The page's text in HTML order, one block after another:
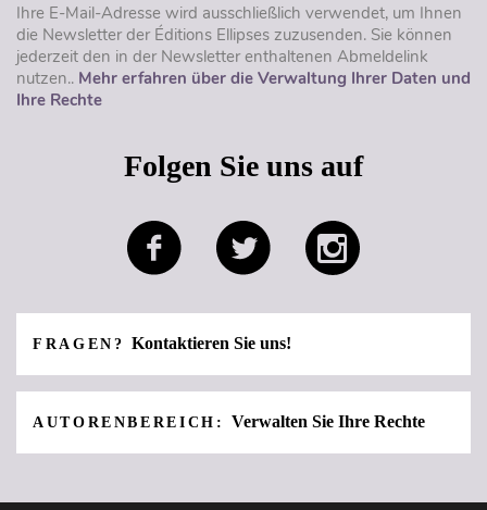
Ihre E-Mail-Adresse wird ausschließlich verwendet, um Ihnen
die Newsletter der Éditions Ellipses zuzusenden. Sie können
jederzeit den in der Newsletter enthaltenen Abmeldelink
nutzen.. Mehr erfahren über die Verwaltung Ihrer Daten und
Ihre Rechte
Folgen Sie uns auf
FRAGEN?Kontaktieren Sie uns!
AUTORENBEREICH:Verwalten Sie Ihre Rechte